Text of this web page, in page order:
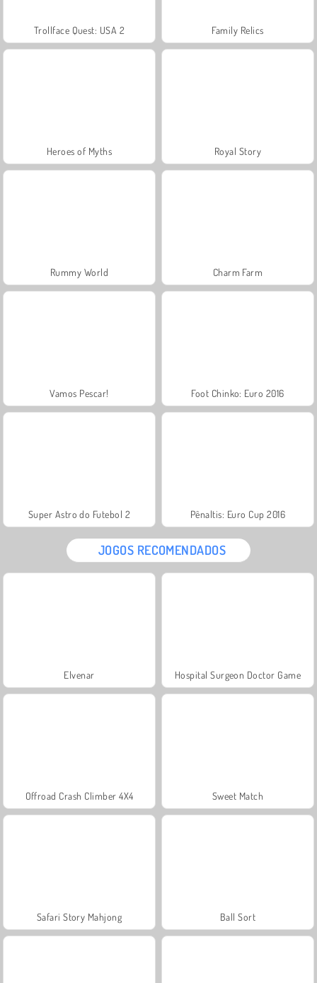
Trollface Quest: USA 2 Family Relics
Heroes of Myths Royal Story
Rummy World Charm Farm
Vamos Pescar! Foot Chinko: Euro 2016
Super Astro do Futebol 2 Pênaltis: Euro Cup 2016
JOGOS RECOMENDADOS
Elvenar Hospital Surgeon Doctor Game
Offroad Crash Climber 4X4 Sweet Match
Safari Story Mahjong Ball Sort